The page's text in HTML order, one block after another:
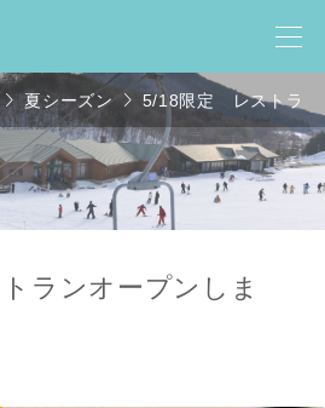
夏シーズン 5/18限定 レストラン
ランオープンしま